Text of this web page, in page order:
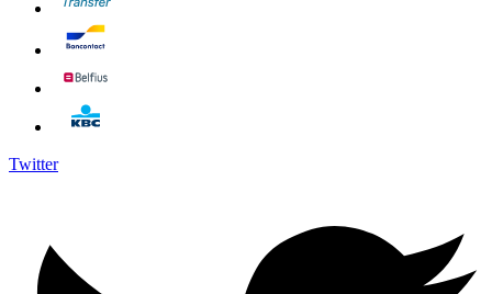
Twitter